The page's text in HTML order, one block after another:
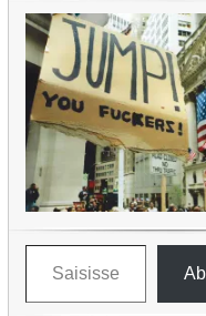
Saisissez votre adresse e-mail…